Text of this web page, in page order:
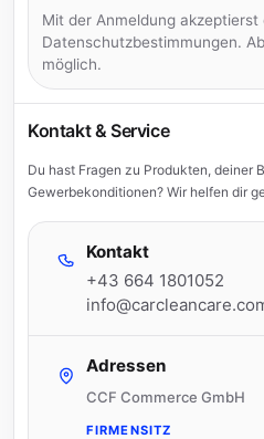
Mit der Anmeldung akzeptierst
Datenschutzbestimmungen.
möglich.
Kontakt & Service
Du hast Fragen zu Produkten, deiner
Gewerbekonditionen? Wir helfen dir
Kontakt
+43 664 1801052
Adressen
CCF Commerce GmbH
FIRMENSITZ